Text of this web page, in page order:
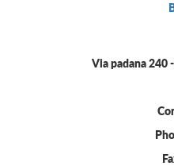
Via padana 240